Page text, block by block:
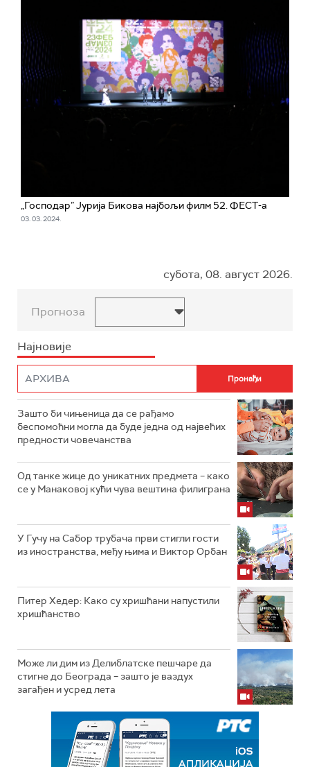
„Господар” Јурија Бикова најбољи филм 52. ФЕСТ-а
03. 03. 2024.
субота, 08. август 2026.
Прогноза
Најновије
Зашто би чињеница да се рађамо
беспомоћни могла да буде једна од највећих
предности човечанства
Од танке жице до уникатних предмета – како
се у Манаковој кући чува вештина филиграна
У Гучу на Сабор трубача први стигли гости
из иностранства, међу њима и Виктор Орбан
Питер Хедер: Како су хришћани напустили
хришћанство
Може ли дим из Делиблатске пешчаре да
стигне до Београда – зашто је ваздух
загађен и усред лета